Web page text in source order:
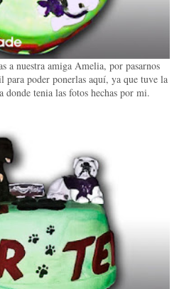
a nuestra amiga Amelia, por pasarnos
para poder ponerlas aquí, ya que tuve la
donde tenia las fotos hechas por mi.